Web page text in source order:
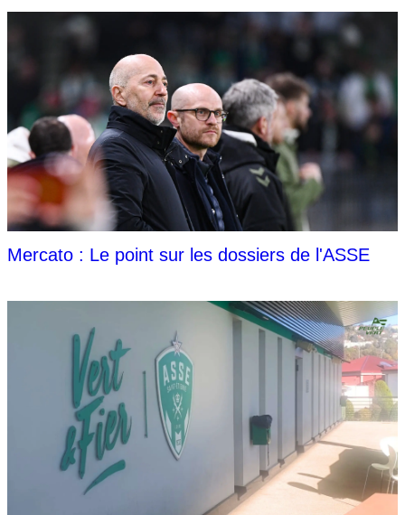
Mercato : Le point sur les dossiers de l'ASSE